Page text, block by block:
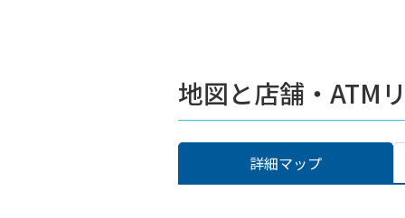
地図と店舗・ATM
詳細マップ